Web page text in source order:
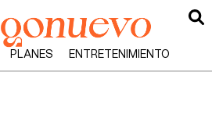
PLANES ENTRETENIMIENTO